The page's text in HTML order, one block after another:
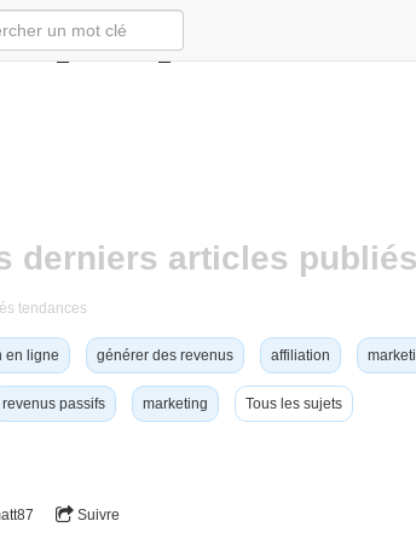
in /
derniers articles publiés
tendances
en ligne générer des revenus affiliation
revenus passifs marketing Tous les sujets
Suivre